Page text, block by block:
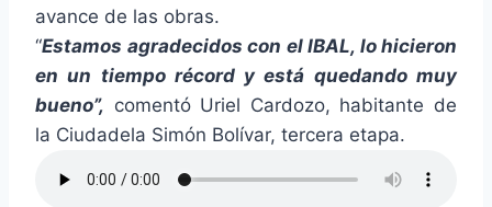
avance de las obras.
“Estamos agradecidos con el IBAL, lo hicieron
en un tiempo récord y está quedando muy
bueno”, comentó Uriel Cardozo, habitante de
la Ciudadela Simón Bolívar, tercera etapa.